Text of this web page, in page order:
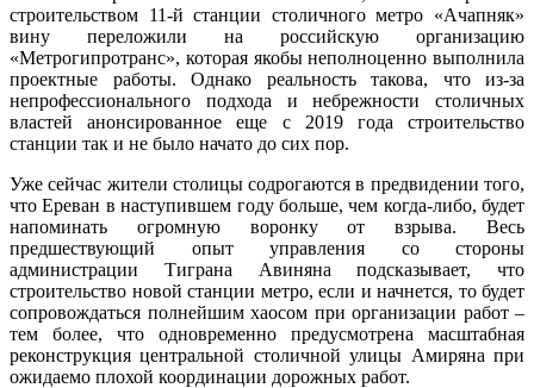
строительством 11-й станции столичного метро «Ачапняк»
вину переложили на российскую организацию
«Метрогипротранс», которая якобы неполноценно выполнила
проектные работы. Однако реальность такова, что из-за
непрофессионального подхода и небрежности столичных
властей анонсированное еще с 2019 года строительство
станции так и не было начато до сих пор.
Уже сейчас жители столицы содрогаются в предвидении того,
что Ереван в наступившем году больше, чем когда-либо, будет
напоминать огромную воронку от взрыва. Весь
предшествующий опыт управления со стороны
администрации Тиграна Авиняна подсказывает, что
строительство новой станции метро, если и начнется, то будет
сопровождаться полнейшим хаосом при организации работ –
тем более, что одновременно предусмотрена масштабная
реконструкция центральной столичной улицы Амиряна при
ожидаемо плохой координации дорожных работ.